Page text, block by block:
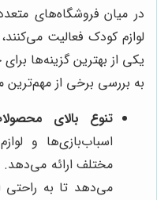
در میان فروشگاه‌های
لوازم کودک فعالیت می‌کنند،
یکی از بهترین گزینه‌ها
به بررسی برخی از مهم‌ترین
تنوع بالای
اسباب‌بازی‌ها و
مختلف ارائه می‌دهد.
می‌دهد تا به راحتی